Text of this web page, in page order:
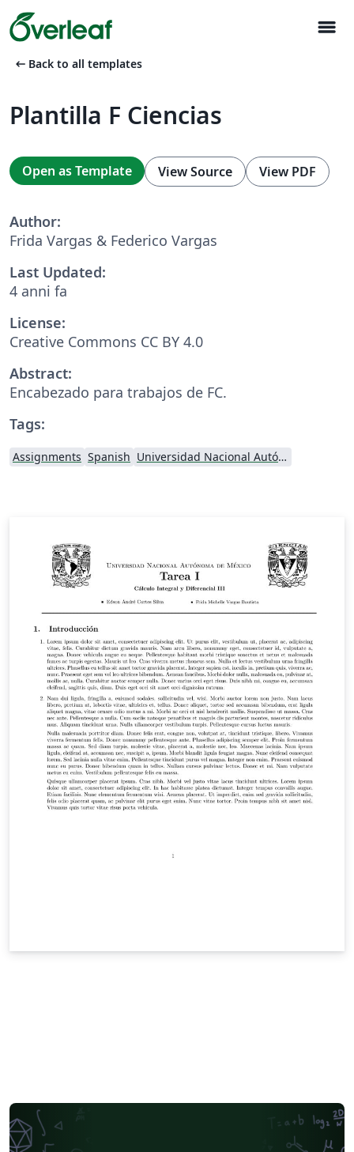
menu
arrow_left_alt Back to all templates
Plantilla F Ciencias
Open as Template View Source View PDF
Author:
Frida Vargas & Federico Vargas
Last Updated:
4 anni fa
License:
Creative Commons CC BY 4.0
Abstract:
Encabezado para trabajos de FC.
Tags:
Assignments Spanish Universidad Nacional Autónoma de México